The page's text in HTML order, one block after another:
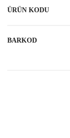
ÜRÜN KODU
BARKOD